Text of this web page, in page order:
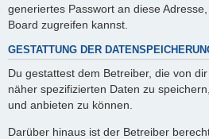
generiertes Passwort an diese
Board zugreifen kannst.
GESTATTUNG DER
Du gestattest dem Betreiber, die von
näher spezifizierten Daten zu
und anbieten zu können.
Darüber hinaus ist der Betreiber